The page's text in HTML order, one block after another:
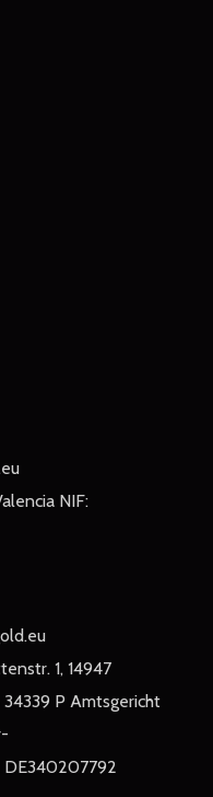
NIF:
1, 14947
P Amtsgericht
DE340207792